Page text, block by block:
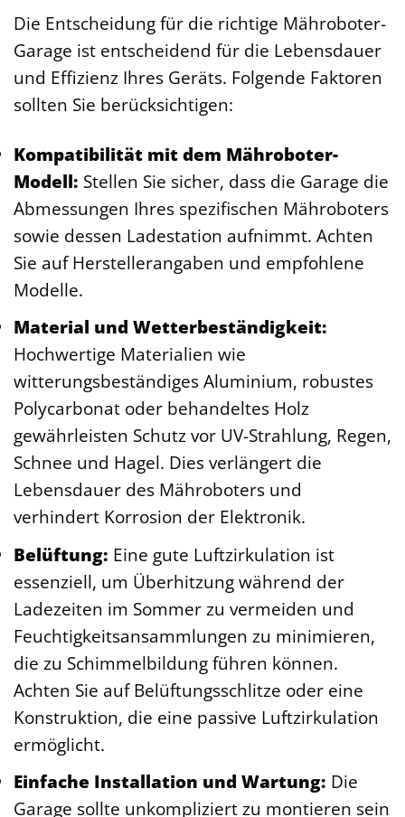
Die Entscheidung für die richtige Mähroboter-
Garage ist entscheidend für die Lebensdauer
und Effizienz Ihres Geräts. Folgende Faktoren
sollten Sie berücksichtigen:
Kompatibilität mit dem Mähroboter-
Modell: Stellen Sie sicher, dass die Garage die
Abmessungen Ihres spezifischen Mähroboters
sowie dessen Ladestation aufnimmt. Achten
Sie auf Herstellerangaben und empfohlene
Modelle.
Material und Wetterbeständigkeit:
Hochwertige Materialien wie
witterungsbeständiges Aluminium, robustes
Polycarbonat oder behandeltes Holz
gewährleisten Schutz vor UV-Strahlung, Regen,
Schnee und Hagel. Dies verlängert die
Lebensdauer des Mähroboters und
verhindert Korrosion der Elektronik.
Belüftung: Eine gute Luftzirkulation ist
essenziell, um Überhitzung während der
Ladezeiten im Sommer zu vermeiden und
Feuchtigkeitsansammlungen zu minimieren,
die zu Schimmelbildung führen können.
Achten Sie auf Belüftungsschlitze oder eine
Konstruktion, die eine passive Luftzirkulation
ermöglicht.
Einfache Installation und Wartung: Die
Garage sollte unkompliziert zu montieren sein